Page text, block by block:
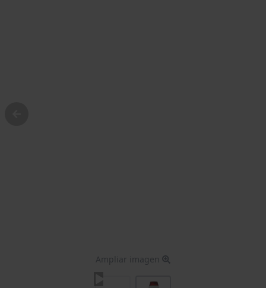
Ampliar imagen